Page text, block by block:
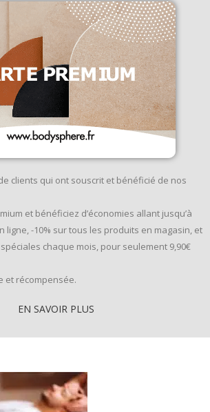
clients qui ont souscrit et bénéficié de nos
et bénéficiez d’économies allant jusqu’à
ligne, -10% sur tous les produits en magasin, et
chaque mois, pour seulement 9,90€
et récompensée.
EN SAVOIR PLUS